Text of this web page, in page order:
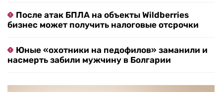
После атак БПЛА на объекты Wildberries
бизнес может получить налоговые отсрочки
Юные «охотники на педофилов» заманили и
насмерть забили мужчину в Болгарии